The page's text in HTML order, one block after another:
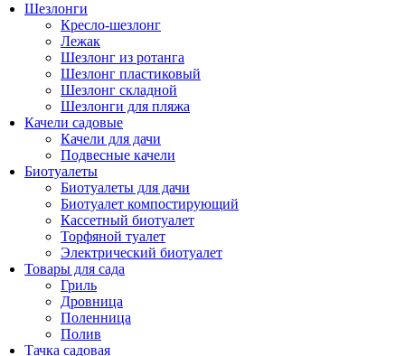
Шезлонги
Кресло-шезлонг
Лежак
Шезлонг из ротанга
Шезлонг пластиковый
Шезлонг складной
Шезлонги для пляжа
Качели садовые
Качели для дачи
Подвесные качели
Биотуалеты
Биотуалеты для дачи
Биотуалет компостирующий
Кассетный биотуалет
Торфяной туалет
Электрический биотуалет
Товары для сада
Гриль
Дровница
Поленница
Полив
Тачка садовая